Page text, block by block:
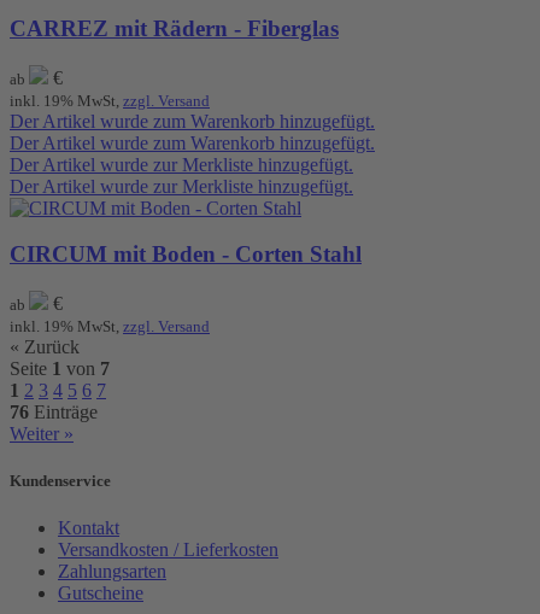
CARREZ mit Rädern - Fiberglas
ab €
inkl. 19% MwSt, zzgl. Versand
Der Artikel wurde zum Warenkorb hinzugefügt.
Der Artikel wurde zum Warenkorb hinzugefügt.
Der Artikel wurde zur Merkliste hinzugefügt.
Der Artikel wurde zur Merkliste hinzugefügt.
CIRCUM mit Boden - Corten Stahl
ab €
inkl. 19% MwSt, zzgl. Versand
« Zurück
Seite 1 von 7
1 2 3 4 5 6 7
76 Einträge
Weiter »
Kundenservice
Kontakt
Versandkosten / Lieferkosten
Zahlungsarten
Gutscheine